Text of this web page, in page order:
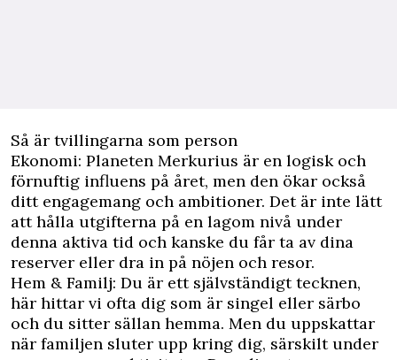
Så är tvillingarna som person
Ekonomi: Planeten Merkurius är en logisk och
förnuftig influens på året, men den ökar också
ditt engagemang och ambitioner. Det är inte lätt
att hålla utgifterna på en lagom nivå under
denna aktiva tid och kanske du får ta av dina
reserver eller dra in på nöjen och resor.
Hem & Familj: Du är ett självständigt tecknen,
här hittar vi ofta dig som är singel eller särbo
och du sitter sällan hemma. Men du uppskattar
när familjen sluter upp kring dig, särskilt under